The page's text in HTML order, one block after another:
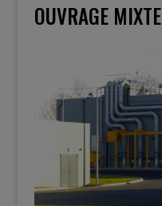
OUVRAGE MIXTE